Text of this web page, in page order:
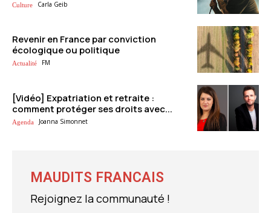
Culture Carla Geib
Revenir en France par conviction
écologique ou politique
Actualité FM
[Vidéo] Expatriation et retraite :
comment protéger ses droits avec...
Agenda Joanna Simonnet
MAUDITS FRANCAIS
Rejoignez la communauté !